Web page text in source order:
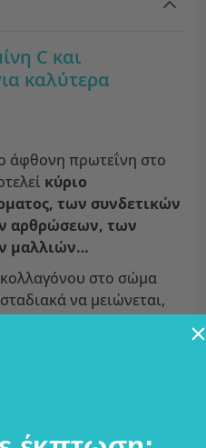
C και
καλύτερα
άφθονη πρωτεΐνη στο
κύριο
των συνδετικών
αρθρώσεων, των
μαλλιών…
στο σώμα
να μειώνεται,